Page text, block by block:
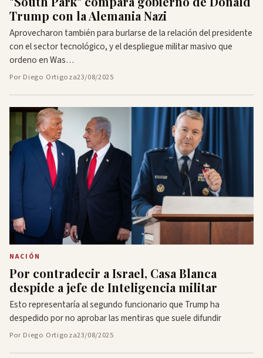
Trump con la Alemania Nazi
Aprovecharon también para burlarse de la relación del presidente
con el sector tecnológico, y el despliegue militar masivo que
ordeno en Was…
Por Diego Ortigoza23/08/2025
NACIÓN
Por contradecir a Israel, Casa Blanca
despide a jefe de Inteligencia militar
Esto representaría al segundo funcionario que Trump ha
despedido por no aprobar las mentiras que suele difundir
Por Diego Ortigoza23/08/2025